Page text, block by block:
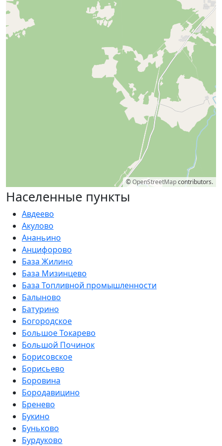
©OpenStreetMapcontributors.
Населенные пункты
Авдеево
Акулово
Ананьино
Анцифорово
База Жилино
База Мизинцево
База Топливной промышленности
Балыново
Батурино
Богородское
Большое Токарево
Большой Починок
Борисовское
Борисьево
Боровина
Бородавицино
Бренево
Букино
Буньково
Бурдуково